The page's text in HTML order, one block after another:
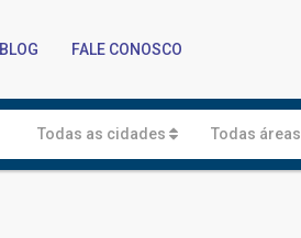
BLOG FALE CONOSCO
Todas as cidades Todas áreas